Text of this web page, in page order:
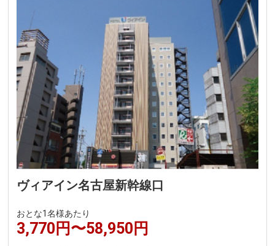
ヴィアイン名古屋新幹線口
おとな1名様あたり
3,770円〜58,950円